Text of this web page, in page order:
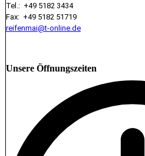
Tel.: +49 5182 3434
Fax: +49 5182 51719
reifenmai@t-online.de
Unsere Öffnungszeiten